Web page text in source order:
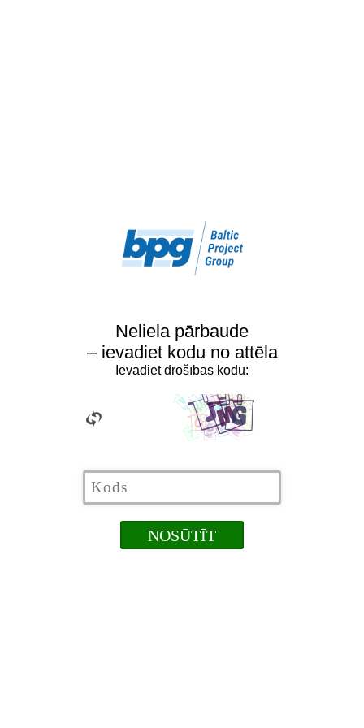
Neliela pārbaude
– ievadiet kodu no attēla
Ievadiet drošības kodu: